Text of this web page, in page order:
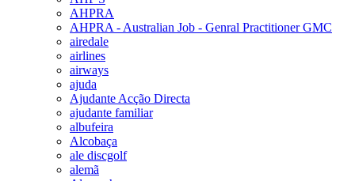
AHPRA
AHPRA - Australian Job - Genral Practitioner GMC
airedale
airlines
airways
ajuda
Ajudante Acção Directa
ajudante familiar
albufeira
Alcobaça
ale discgolf
alemã